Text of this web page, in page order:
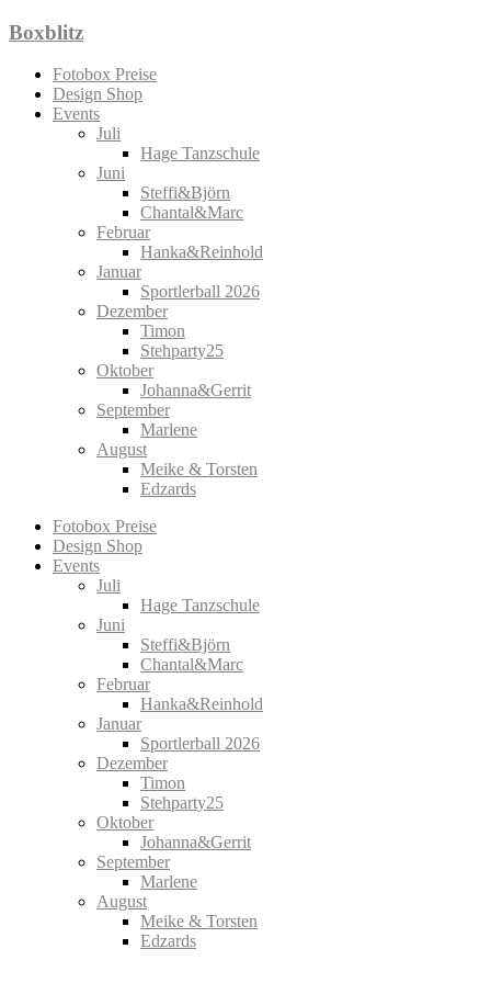
Zum
springen
Boxblitz
Fotobox Preise
Design Shop
Events
Juli
Hage Tanzschule
Juni
Steffi&Björn
Chantal&Marc
Februar
Hanka&Reinhold
Januar
Sportlerball 2026
Dezember
Timon
Stehparty25
Oktober
Johanna&Gerrit
September
Marlene
August
Meike & Torsten
Edzards
Fotobox Preise
Design Shop
Events
Juli
Hage Tanzschule
Juni
Steffi&Björn
Chantal&Marc
Februar
Hanka&Reinhold
Januar
Sportlerball 2026
Dezember
Timon
Stehparty25
Oktober
Johanna&Gerrit
September
Marlene
August
Meike & Torsten
Edzards